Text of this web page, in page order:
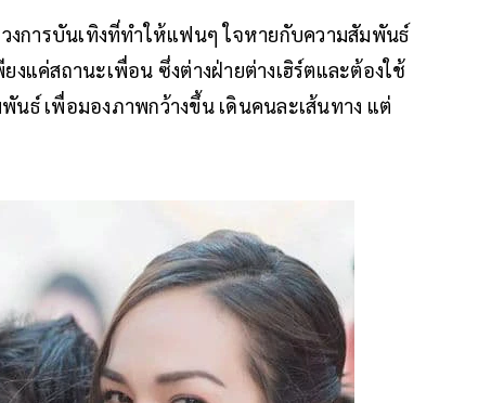
การบันเทิงที่ทำให้แฟนๆ ใจหายกับความสัมพันธ์
แค่สถานะเพื่อน ซึ่งต่างฝ่ายต่างเฮิร์ตและต้องใช้
นธ์ เพื่อมองภาพกว้างขึ้น เดินคนละเส้นทาง แต่